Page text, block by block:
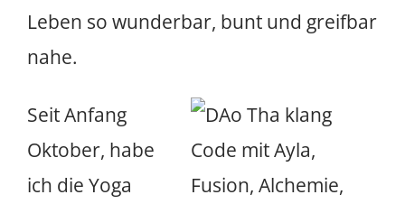
Leben so wunderbar, bunt und greifbar
nahe.
Seit Anfang
Oktober, habe
ich die Yoga